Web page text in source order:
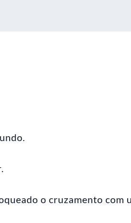
o cruzamento com